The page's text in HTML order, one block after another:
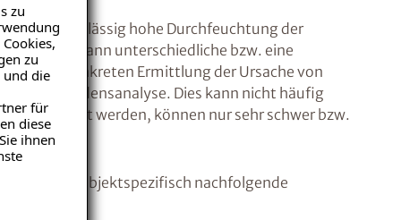
zu
zu
und die
für
diese
ihnen
eine unzulässig hohe Durchfeuchtung der
kann unterschiedliche bzw. eine
O zur konkreten Ermittlung der Ursache von
bzw. Schadensanalyse. Dies kann nicht häufig
gemacht werden, können nur sehr schwer bzw.
wir dabei objektspezifisch nachfolgende